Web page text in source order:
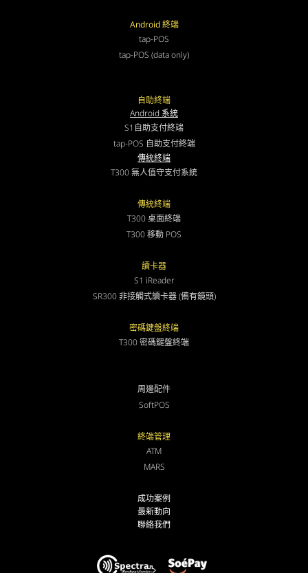
Android 終端
tap-POS
tap-POS (data only)
自助終端
Android 系統
S1自助支付終端
tap-POS 自助支付終端
傳統終端
T300 無人值守支付系統
傳統終端
T300 桌面終端
T300 移動 POS
讀卡器
S1 iReader
SR300 非接觸式讀卡器 (備有鏡頭)
密碼鍵盤終端
T300 密碼鍵盤終端
周邊配件
SoftPOS
終端管理
ATM
MARS
成功案例
最新動向
聯絡我們